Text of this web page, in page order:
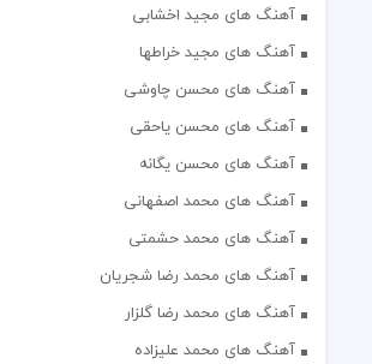
آهنگ های مجید اخشابی
آهنگ های مجید خراطها
آهنگ های محسن چاوشی
آهنگ های محسن یاحقی
آهنگ های محسن یگانه
آهنگ های محمد اصفهانی
آهنگ های محمد حشمتی
آهنگ های محمد رضا شجریان
آهنگ های محمد رضا گلزار
آهنگ های محمد علیزاده